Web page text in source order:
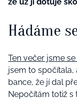
Hádáme
Ten večer jsme
jsem to spočítala,
bance, že jí dal
Nepočítám totiž s